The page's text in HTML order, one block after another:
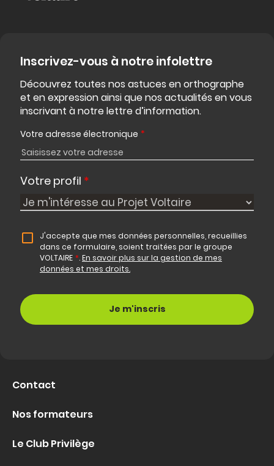
Inscrivez-vous à notre infolettre
Découvrez toutes nos astuces en orthographe
et en expression ainsi que nos actualités en vous
inscrivant à notre lettre d’information.
Votre adresse électronique *
Votre profil *
J'accepte que mes données personnelles, recueillies
dans ce formulaire, soient traitées par le groupe
VOLTAIRE *.En savoir plus sur la gestion de mes
données et mes droits.
Contact
Nos formateurs
Le Club Privilège